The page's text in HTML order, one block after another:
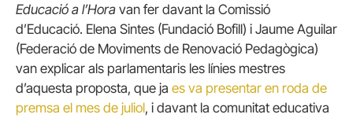
Educació a l’Hora van fer davant la Comissió
d’Educació. Elena Sintes (Fundació Bofill) i Jaume Aguilar
(Federació de Moviments de Renovació Pedagògica)
van explicar als parlamentaris les línies mestres
d’aquesta proposta, que ja es va presentar en roda de
premsa el mes de juliol, i davant la comunitat educativa